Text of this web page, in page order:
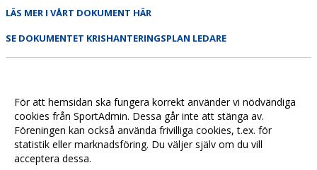
LÄS MER I VÅRT DOKUMENT HÄR
SE DOKUMENTET KRISHANTERINGSPLAN LEDARE
För att hemsidan ska fungera korrekt använder vi nödvändiga
cookies från SportAdmin. Dessa går inte att stänga av.
Föreningen kan också använda frivilliga cookies, t.ex. för
statistik eller marknadsföring. Du väljer själv om du vill
acceptera dessa.